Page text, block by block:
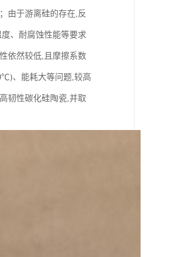
由于游离硅的存在,反
、耐腐蚀性能等要求
依然较低,且摩擦系数
、能耗大等问题,较高
韧性碳化硅陶瓷,并取